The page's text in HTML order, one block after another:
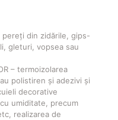
pereți din zidările, gips-
gleturi, vopsea sau
– termoizolarea
polistiren și adezivi și
decorative
cu umiditate, precum
realizarea de